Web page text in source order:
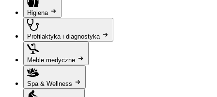
Higiena
Profilaktyka i diagnostyka
Meble medyczne
Spa & Wellness